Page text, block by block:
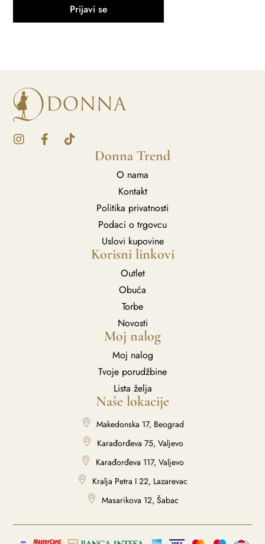
Prijavi se
Donna Trend
O nama
Kontakt
Politika privatnosti
Podaci o trgovcu
Uslovi kupovine
Korisni linkovi
Outlet
Obuća
Torbe
Novosti
Moj nalog
Moj nalog
Tvoje porudžbine
Lista želja
Naše lokacije
Makedonska 17, Beograd
Karađorđeva 75, Valjevo
Karađorđeva 117, Valjevo
Kralja Petra I 22, Lazarevac
Masarikova 12, Šabac